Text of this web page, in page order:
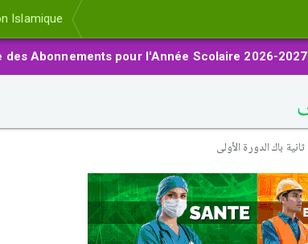
Islamique
des Abonnements pour l'Année Scolaire 2026-2027